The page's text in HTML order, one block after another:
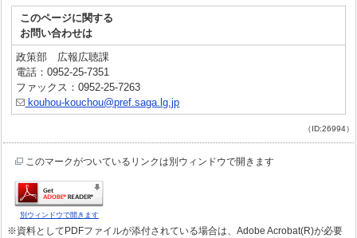
このページに関する
お問い合わせは
政策部 広報広聴課
電話：0952-25-7351
ファックス：0952-25-7263
kouhou-kouchou@pref.saga.lg.jp
（ID:26994）
このマークがついているリンクは別ウィンドウで開きます
別ウィンドウで開きます
※資料としてPDFファイルが添付されている場合は、Adobe Acrobat(R)が必要